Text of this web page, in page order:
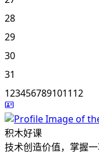
28
29
30
31
123456789101112
积木好课
技术创造价值，掌握一